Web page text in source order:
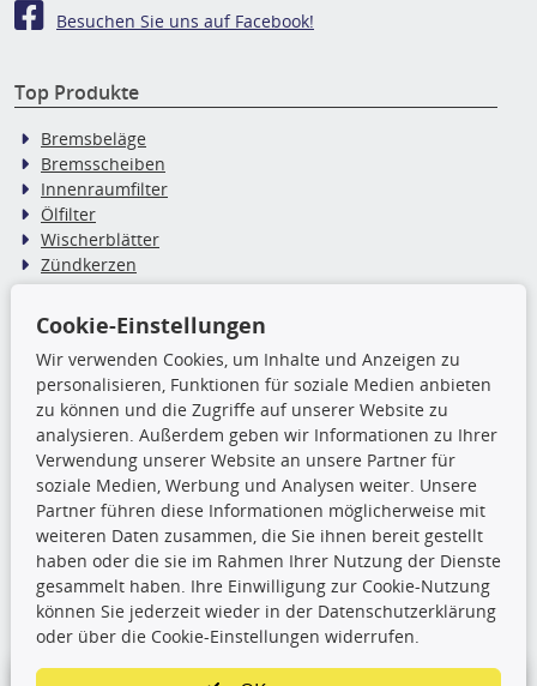
Besuchen Sie uns auf Facebook!
Top Produkte
Bremsbeläge
Bremsscheiben
Innenraumfilter
Ölfilter
Wischerblätter
Zündkerzen
TecDoc Inside
Die hier angezeigten Daten,
insbesondere die gesamte Datenbank,
dürfen nicht kopiert werden. Es ist zu
unterlassen, die Daten oder die gesamte Datenbank ohne
vorherige Zustimmung TecDocs zu vervielfältigen, zu
verbreiten und/oder diese Handlungen durch Dritte ausführen
zu lassen. Ein Zuwiderhandeln stellt eine
Urheberrechtsverletzung dar und wird verfolgt.
Ronny’s Newsletter
Cookie-Einstellungen
Wir verwenden Cookies, um Inhalte und Anzeigen zu
personalisieren, Funktionen für soziale Medien anbieten
zu können und die Zugriffe auf unserer Website zu
analysieren. Außerdem geben wir Informationen zu Ihrer
Verwendung unserer Website an unsere Partner für
soziale Medien, Werbung und Analysen weiter. Unsere
Partner führen diese Informationen möglicherweise mit
weiteren Daten zusammen, die Sie ihnen bereit gestellt
haben oder die sie im Rahmen Ihrer Nutzung der Dienste
gesammelt haben. Ihre Einwilligung zur Cookie-Nutzung
können Sie jederzeit wieder in der Datenschutzerklärung
oder über die Cookie-Einstellungen widerrufen.